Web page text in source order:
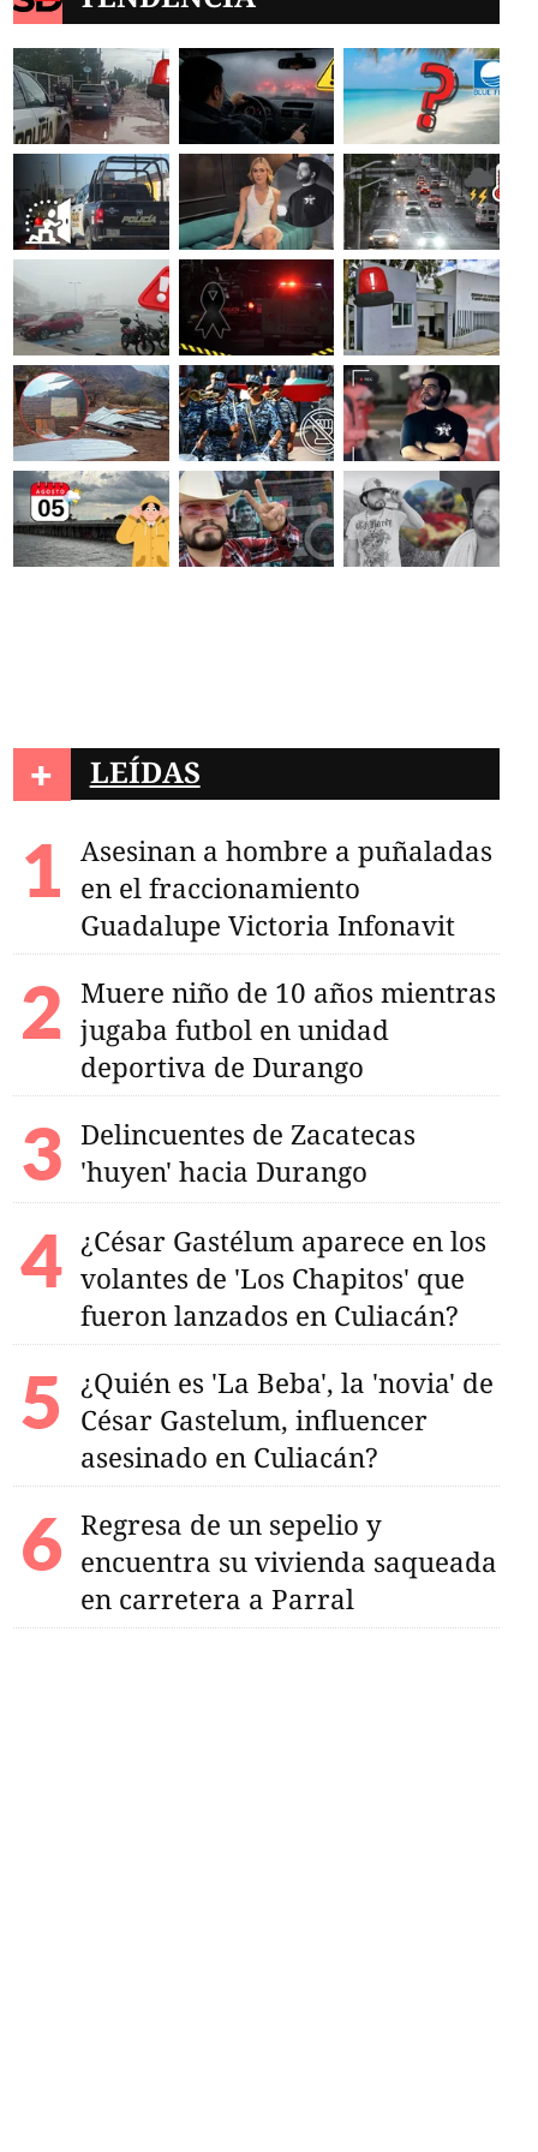
circadiano está
+ LEÍDAS
Asesinan a hombre a puñaladas
en el fraccionamiento
Guadalupe Victoria Infonavit
Muere niño de 10 años mientras
jugaba futbol en unidad
deportiva de Durango
Delincuentes de Zacatecas
'huyen' hacia Durango
¿César Gastélum aparece en los
volantes de 'Los Chapitos' que
fueron lanzados en Culiacán?
¿Quién es 'La Beba', la 'novia' de
César Gastelum, influencer
asesinado en Culiacán?
Regresa de un sepelio y
encuentra su vivienda saqueada
en carretera a Parral